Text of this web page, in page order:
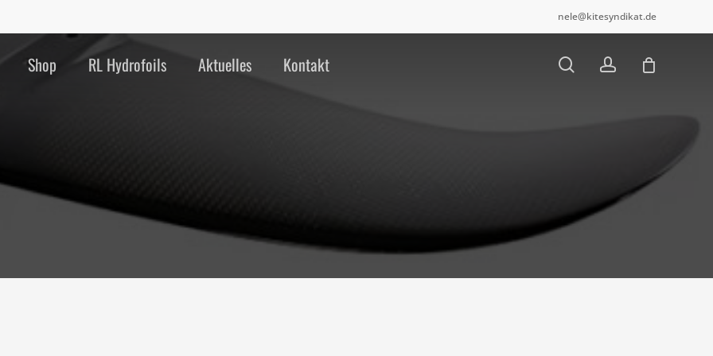
nele@kitesyndikat.de
Shop RL Hydrofoils Aktuelles Kontakt searchaccount
Cart Close